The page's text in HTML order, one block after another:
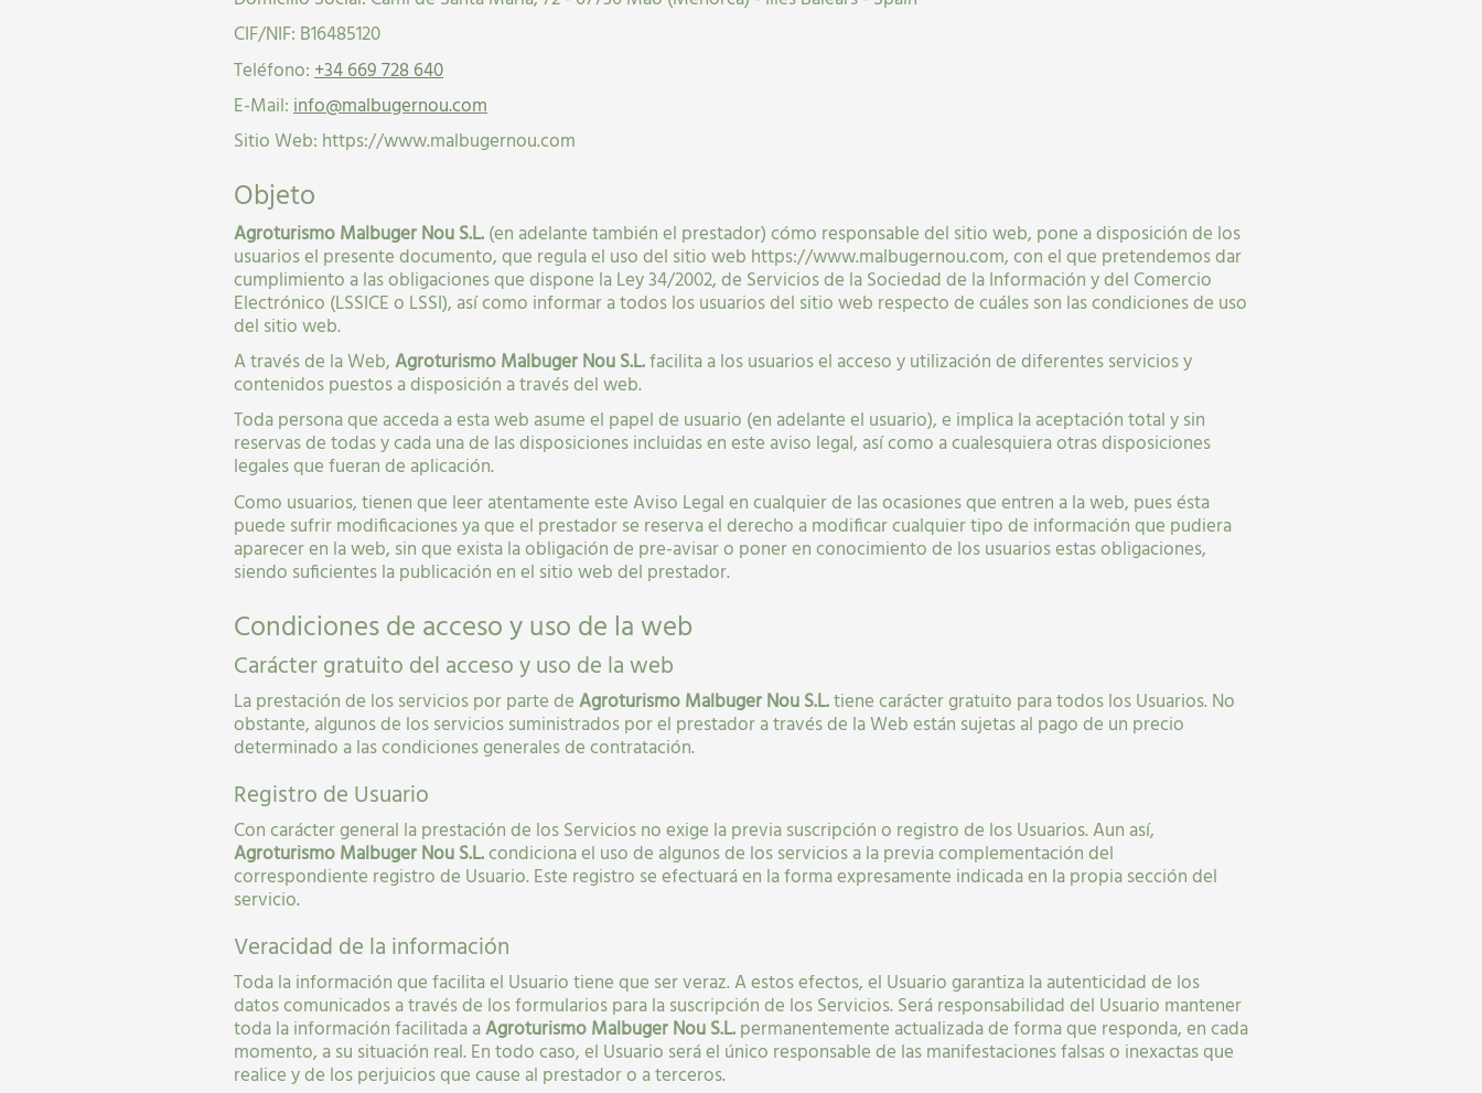
31
CIF/NIF: B16485120
Teléfono:+34 669 728 640
E-Mail:info@malbugernou.com
Sitio Web: https://www.malbugernou.com
Objeto
Agroturismo Malbuger Nou S.L.(en adelante también el prestador) cómo responsable del sitio web, pone a disposición de los
usuarios el presente documento, que regula el uso del sitio web https://www.malbugernou.com, con el que pretendemos dar
cumplimiento a las obligaciones que dispone la Ley 34/2002, de Servicios de la Sociedad de la Información y del Comercio
Electrónico (LSSICE o LSSI), así como informar a todos los usuarios del sitio web respecto de cuáles son las condiciones de uso
del sitio web.
A través de la Web,Agroturismo Malbuger Nou S.L.facilita a los usuarios el acceso y utilización de diferentes servicios y
contenidos puestos a disposición a través del web.
Toda persona que acceda a esta web asume el papel de usuario (en adelante el usuario), e implica la aceptación total y sin
reservas de todas y cada una de las disposiciones incluidas en este aviso legal, así como a cualesquiera otras disposiciones
legales que fueran de aplicación.
Como usuarios, tienen que leer atentamente este Aviso Legal en cualquier de las ocasiones que entren a la web, pues ésta
puede sufrir modificaciones ya que el prestador se reserva el derecho a modificar cualquier tipo de información que pudiera
aparecer en la web, sin que exista la obligación de pre-avisar o poner en conocimiento de los usuarios estas obligaciones,
siendo suficientes la publicación en el sitio web del prestador.
Condiciones de acceso y uso de la web
Carácter gratuito del acceso y uso de la web
La prestación de los servicios por parte deAgroturismo Malbuger Nou S.L.tiene carácter gratuito para todos los Usuarios. No
obstante, algunos de los servicios suministrados por el prestador a través de la Web están sujetas al pago de un precio
determinado a las condiciones generales de contratación.
Registro de Usuario
Con carácter general la prestación de los Servicios no exige la previa suscripción o registro de los Usuarios. Aun así,
Agroturismo Malbuger Nou S.L.condiciona el uso de algunos de los servicios a la previa complementación del
correspondiente registro de Usuario. Este registro se efectuará en la forma expresamente indicada en la propia sección del
servicio.
Veracidad de la información
Toda la información que facilita el Usuario tiene que ser veraz. A estos efectos, el Usuario garantiza la autenticidad de los
datos comunicados a través de los formularios para la suscripción de los Servicios. Será responsabilidad del Usuario mantener
toda la información facilitada aAgroturismo Malbuger Nou S.L.permanentemente actualizada de forma que responda, en cada
momento, a su situación real. En todo caso, el Usuario será el único responsable de las manifestaciones falsas o inexactas que
realice y de los perjuicios que cause al prestador o a terceros.